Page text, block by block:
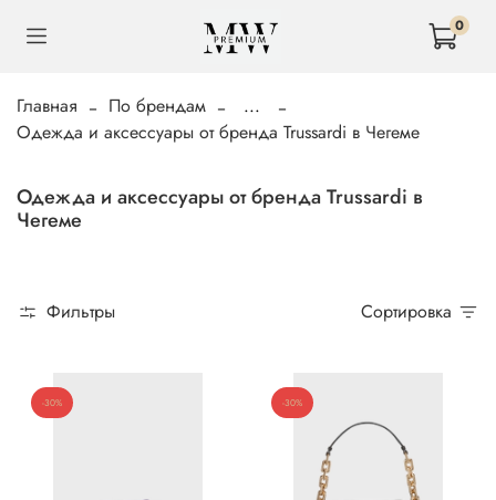
0
Главная По брендам
...
Одежда и аксессуары от бренда Trussardi в Чегеме
Одежда и аксессуары от бренда Trussardi в
Чегеме
Фильтры Сортировка
-30% -30%